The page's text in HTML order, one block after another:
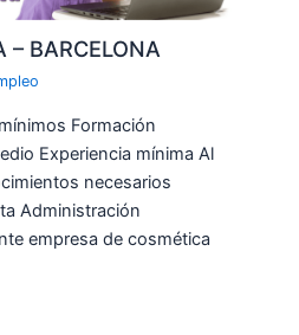
– BARCELONA
Formación
Experiencia mínima Al
necesarios
Administración
empresa de cosmética